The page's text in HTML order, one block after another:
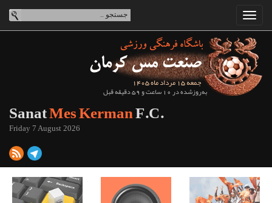
جمعه 15 مرداد ماه 1405
به‌روزشده در 10 ساعت و 59 دقیقه قبل
SanatMes KermanF.C.
Friday 7 August 2026